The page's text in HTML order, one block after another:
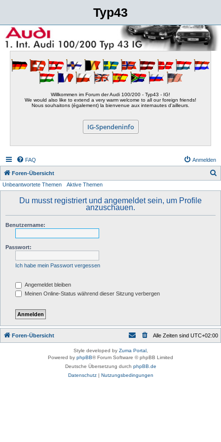
Typ43
Willkommen im Forum der Audi 100/200 - Typ43 - IG!
We would also like to extend a very warm welcome to all our foreign friends!
Nous souhaitons (également) la bienvenue aux internautes d'ailleurs.
IG-Spendeninfo
FAQ Anmelden
Foren-Übersicht
Unbeantwortete Themen Aktive Themen
Du musst registriert und angemeldet sein, um Profile
anzuschauen.
Benutzername:
Passwort:
Ich habe mein Passwort vergessen
Angemeldet bleiben
Meinen Online-Status während dieser Sitzung verbergen
Foren-Übersicht Alle Zeiten sind UTC+02:00
Style developed by Zuma Portal,
Powered by phpBB® Forum Software © phpBB Limited
Deutsche Übersetzung durch phpBB.de
Datenschutz| Nutzungsbedingungen